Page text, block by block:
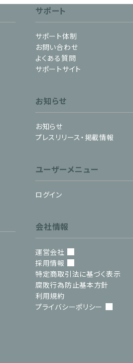
サポート
サポート体制
お問い合わせ
よくある質問
サポートサイト
お知らせ
お知らせ
プレスリリース・掲載情報
ユーザーメニュー
ログイン
会社情報
運営会社
採用情報
特定商取引法に基づく表示
腐敗行為防止基本方針
利用規約
プライバシーポリシー